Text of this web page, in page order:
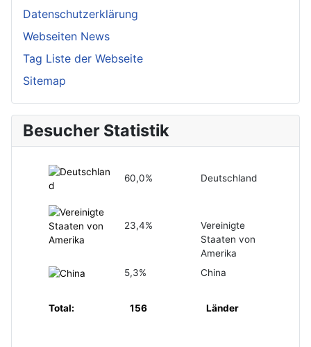
Datenschutzerklärung
Webseiten News
Tag Liste der Webseite
Sitemap
Besucher Statistik
60,0% Deutschland
23,4%
Vereinigte
Staaten von
Amerika
5,3%
China
Total: 156 Länder